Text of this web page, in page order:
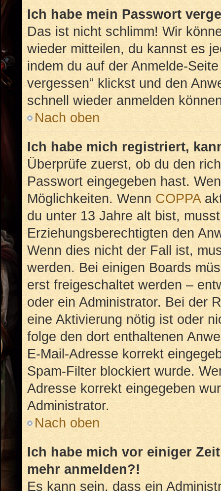
Ich habe mein Passwort
Das ist nicht schlimm! Wir
wieder mitteilen, du kannst es
indem du auf der Anmelde-
vergessen“ klickst und den
schnell wieder anmelden
Nach oben
Ich habe mich registriert,
Überprüfe zuerst, ob du den
Passwort eingegeben hast.
Möglichkeiten. Wenn COPPA
du unter 13 Jahre alt bist,
Erziehungsberechtigten den
Wenn dies nicht der Fall ist,
werden. Bei einigen Boards
erst freigeschaltet werden –
oder ein Administrator. Bei der
eine Aktivierung nötig ist oder
folge den dort enthaltenen
E-Mail-Adresse korrekt
Spam-Filter blockiert wurde.
Adresse korrekt eingegeben
Administrator.
Nach oben
Ich habe mich vor einiger
mehr anmelden?!
Es kann sein, dass ein